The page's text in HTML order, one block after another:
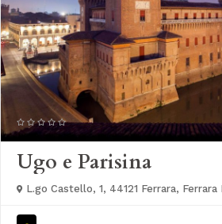
Ugo e Parisina
L.go Castello, 1, 44121 Ferrara, Ferrara